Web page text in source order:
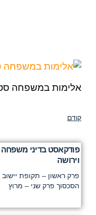
אלימות במשפחה
קודם
פודקאסט בדיני משפחה
וירושה
פרק ראשון – תקופת יישוב
הסכסוך פרק שני – מרוץ